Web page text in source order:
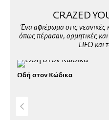
CRAZED
Ένα αφιέρωμα στις
όπως πέρασαν, ορμητικές και
LIFO και
Ωδή στον Κώδικα